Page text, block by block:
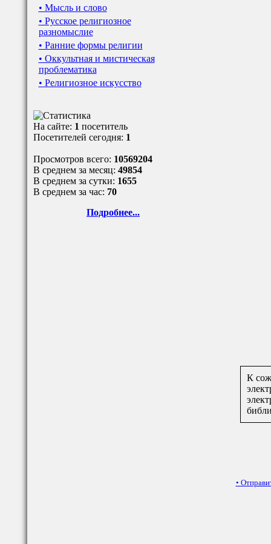
• Мысль и слово
• Русское религиозное
разномыслие
• Ранние формы религии
• Оккультная и мистическая
проблематика
• Религиозное искусство
На сайте: 1 посетитель
Посетителей сегодня: 1
Просмотров всего: 10569204
В среднем за месяц: 49854
В среднем за сутки: 1655
В среднем за час: 70
Подробнее...
К
•